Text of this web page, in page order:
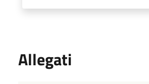
Allegati